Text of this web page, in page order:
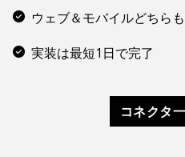
ウェブ＆モバイルどちら
実装は最短1日で完了
コネクタ